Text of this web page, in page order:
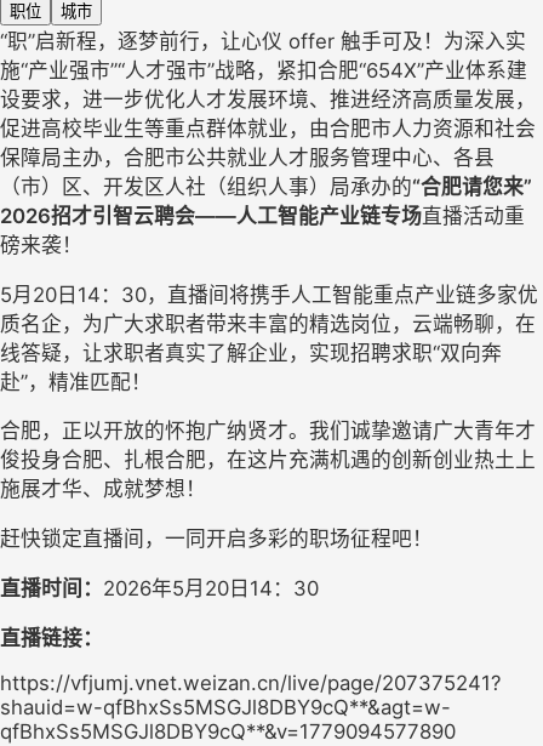
职位 城市
“职”启新程，逐梦前行，让心仪 offer 触手可及！ 为深入实
施“产业强市”“人才强市”战略，紧扣合肥“654X”产业体系建
设要求，进一步优化人才发展环境、推进经济高质量发展，
促进高校毕业生等重点群体就业， 由合肥市人力资源和社会
保障局主办，合肥市公共就业人才服务管理中心、 各县
（市）区、开发区人社（组织人事）局承办的“合肥请您来”
2026招才引智云聘会——人工智能产业链专场直播活动重
磅来袭！
5月 20日 14：30，直播间将携手人工智能重点产业链多家优
质名企，为广大求职者带来丰富的精选岗位，云端畅聊 ，在
线答疑 ，让求职者真实了解企业，实现招聘求职“双向奔
赴”，精准匹配！
合肥，正以开放的怀抱广纳贤才。我们诚挚邀请广大青年才
俊投身合肥、扎根合肥，在这片充满机遇的创新创业热土上
施展才华、成就梦想！
赶快锁定直播间，一 同开启多彩的职场征程吧！
直播时间： 2026年5月 20日14：30
直播链接：
https://vfjumj.vnet.weizan.cn/live/page/207375241?
shauid=w-qfBhxSs5MSGJl8DBY9cQ**&agt=w-
qfBhxSs5MSGJl8DBY9cQ**&v=1779094577890